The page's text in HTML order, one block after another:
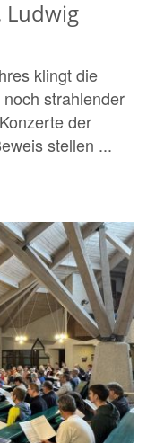
Ludwig
klingt die
strahlender
der
stellen ...